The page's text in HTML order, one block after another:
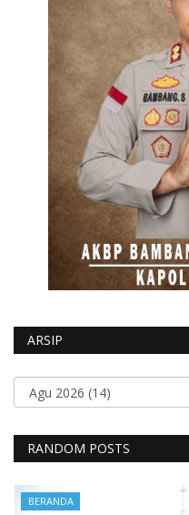
ARSIP
RANDOM POSTS
BERANDA